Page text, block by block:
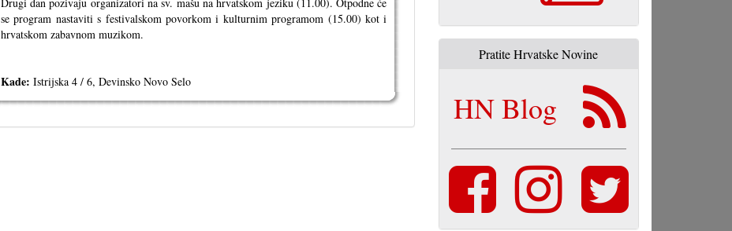
se program nastaviti s festivalskom povorkom i kulturnim programom (15.00) kot i
hrvatskom zabavnom muzikom.
Kade: Istrijska 4 / 6, Devinsko Novo Selo
Pratite Hrvatske Novine
HN Blog